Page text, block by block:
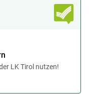
LK Tirol nutzen!